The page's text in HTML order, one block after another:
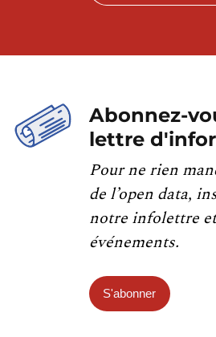
Abonnez-
lettre
Pour ne rien
de l’open data,
notre infolettre
événements.
S'abonner